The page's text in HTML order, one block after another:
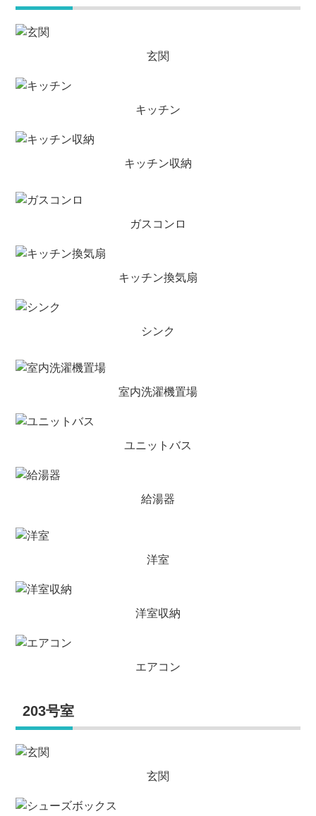
玄関
キッチン
キッチン収納
ガスコンロ
キッチン換気扇
シンク
室内洗濯機置場
ユニットバス
給湯器
洋室
洋室収納
エアコン
203号室
玄関